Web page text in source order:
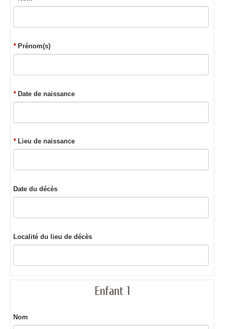
*Prénom(s)
*Date de naissance
*Lieu de naissance
Date du décès
Localité du lieu de décès
Enfant 1
Nom